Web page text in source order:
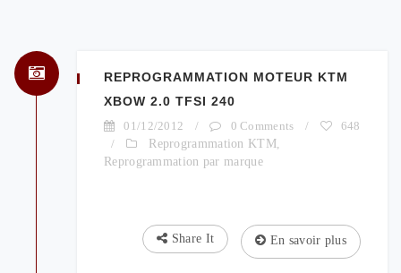
REPROGRAMMATION MOTEUR KTM
XBOW 2.0 TFSI 240
01/12/2012 / 0 Comments /
648
/
Reprogrammation KTM,
Reprogrammation par marque
En savoir plus
Share It